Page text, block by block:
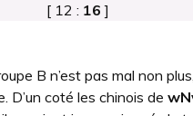
[ 12 : 16 ]
B n’est pas mal non
D’un coté les chinois de